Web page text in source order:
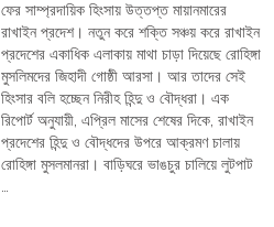
being
slapped,
faces
massive
backlash
over
her
Hinduphobic
ফের সাম্প্রদায়িক হিংসায় উত্তপ্ত মায়ানমারের
রাখাইন প্রদেশ। নতুন করে শক্তি সঞ্চয় করে রাখাইন
প্রদেশের একাধিক এলাকায় মাথা চাড়া দিয়েছে রোহিঙ্গা
মুসলিমদের জিহাদী গোষ্ঠী আরসা। আর তাদের সেই
হিংসার বলি হচ্ছেন নিরীহ হিন্দু ও বৌদ্ধরা। এক
রিপোর্ট অনুযায়ী, এপ্রিল মাসের শেষের দিকে, রাখাইন
প্রদেশের হিন্দু ও বৌদ্ধদের উপরে আক্রমণ চালায়
রোহিঙ্গা মুসলমানরা। বাড়িঘরে ভাঙচুর চালিয়ে লুটপাট